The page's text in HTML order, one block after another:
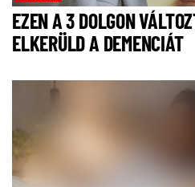
EZEN A 3 DOLGON
ELKERÜLD A DEMENCIÁT